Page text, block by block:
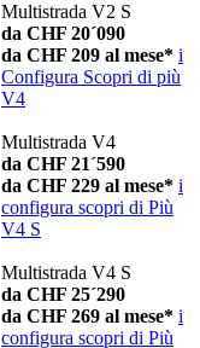
Multistrada V2 S
da CHF 20´090
da CHF 209 al mese* i
Configura Scopri di più
V4
Multistrada V4
da CHF 21´590
da CHF 229 al mese* i
configura scopri di Più
V4 S
Multistrada V4 S
da CHF 25´290
da CHF 269 al mese* i
configura scopri di Più